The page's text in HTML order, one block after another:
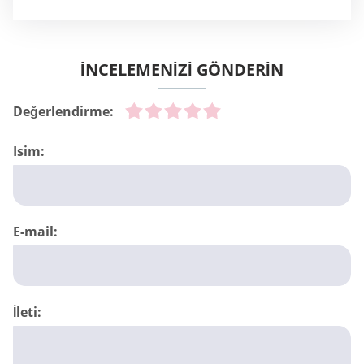
İNCELEMENİZİ GÖNDERİN
Değerlendirme:
Isim:
E-mail:
İleti: